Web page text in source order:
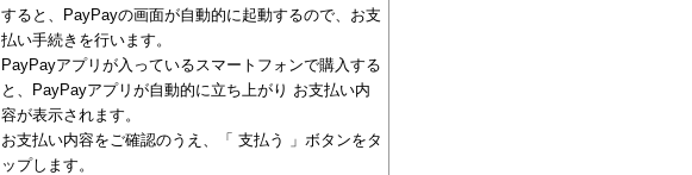
すると、PayPayの画面が自動的に起動するので、お支
払い手続きを行います。
PayPayアプリが入っているスマートフォンで購入する
と、PayPayアプリが自動的に立ち上がり お支払い内
容が表示されます。
お支払い内容をご確認のうえ、「 支払う 」ボタンをタ
ップします。